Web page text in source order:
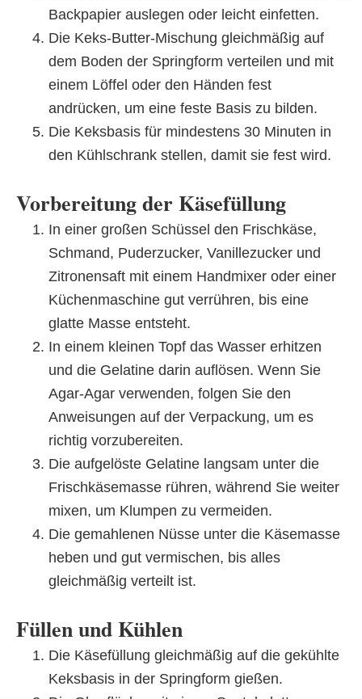
Backpapier auslegen oder leicht einfetten.
Die Keks-Butter-Mischung gleichmäßig auf
dem Boden der Springform verteilen und mit
einem Löffel oder den Händen fest
andrücken, um eine feste Basis zu bilden.
Die Keksbasis für mindestens 30 Minuten in
den Kühlschrank stellen, damit sie fest wird.
Vorbereitung der Käsefüllung
In einer großen Schüssel den Frischkäse,
Schmand, Puderzucker, Vanillezucker und
Zitronensaft mit einem Handmixer oder einer
Küchenmaschine gut verrühren, bis eine
glatte Masse entsteht.
In einem kleinen Topf das Wasser erhitzen
und die Gelatine darin auflösen. Wenn Sie
Agar-Agar verwenden, folgen Sie den
Anweisungen auf der Verpackung, um es
richtig vorzubereiten.
Die aufgelöste Gelatine langsam unter die
Frischkäsemasse rühren, während Sie weiter
mixen, um Klumpen zu vermeiden.
Die gemahlenen Nüsse unter die Käsemasse
heben und gut vermischen, bis alles
gleichmäßig verteilt ist.
Füllen und Kühlen
Die Käsefüllung gleichmäßig auf die gekühlte
Keksbasis in der Springform gießen.